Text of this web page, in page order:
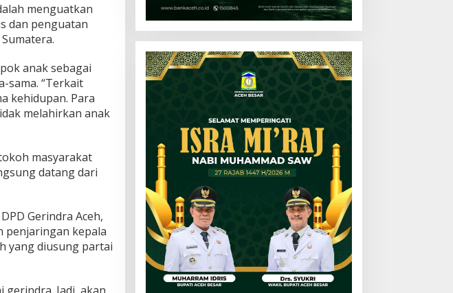
menguatkan
dan penguatan
anak sebagai
sama. “Terkait
kehidupan. Para
melahirkan anak
masyarakat
datang dari
Gerindra Aceh,
penjaringan kepala
yang diusung partai